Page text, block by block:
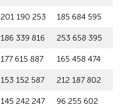
201 190 253 185 684 595
186 339 816 253 658 395
177 615 887 165 458 474
153 152 587 212 187 802
145 242 247 96 255 602